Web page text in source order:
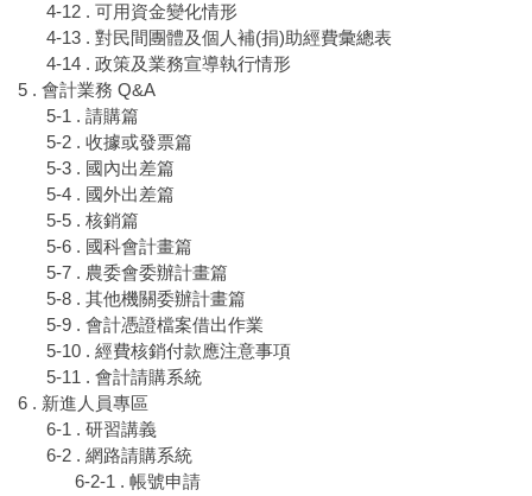
4-12 . 可用資金變化情形
4-13 . 對民間團體及個人補(捐)助經費彙總表
4-14 . 政策及業務宣導執行情形
5 . 會計業務 Q&A
5-1 . 請購篇
5-2 . 收據或發票篇
5-3 . 國內出差篇
5-4 . 國外出差篇
5-5 . 核銷篇
5-6 . 國科會計畫篇
5-7 . 農委會委辦計畫篇
5-8 . 其他機關委辦計畫篇
5-9 . 會計憑證檔案借出作業
5-10 . 經費核銷付款應注意事項
5-11 . 會計請購系統
6 . 新進人員專區
6-1 . 研習講義
6-2 . 網路請購系統
6-2-1 . 帳號申請